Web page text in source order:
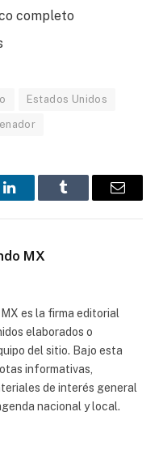
completo
Estados Unidos
LinkedInTumblr
Correo
MX
es la firma editorial
elaborados o
del sitio. Bajo esta
informativas,
de interés general
nacional y local.